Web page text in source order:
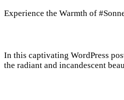
Experience the Warmth of
In this captivating WordPress
the radiant and incandescent